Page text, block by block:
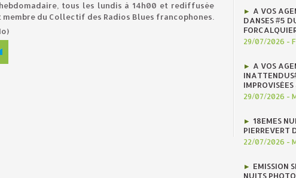
hebdomadaire, tous les lundis à 14h00 et rediffusée
membre du Collectif des Radios Blues francophones.
A VOS
DANSES #5
29/07/2026 -
A VOS
29/07/2026 -
18EMES
PIERREVERT
22/07/2026 -
EMISSION
NUITS